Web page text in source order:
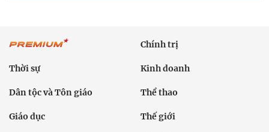
Chính trị
Thời sự Kinh doanh
Dân tộc và Tôn giáo Thể thao
Giáo dục Thế giới